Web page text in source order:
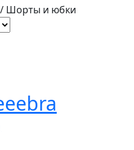
/ Шорты и юбки